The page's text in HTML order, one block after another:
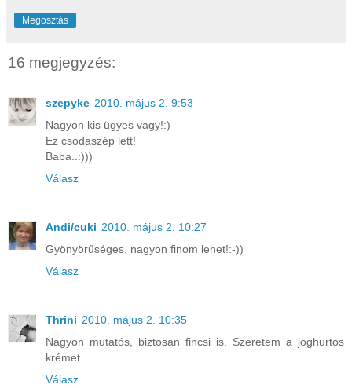
Megosztás
16 megjegyzés:
szepyke 2010. május 2. 9:53
Nagyon kis ügyes vagy!:)
Ez csodaszép lett!
Baba..:)))
Válasz
Andi/cuki 2010. május 2. 10:27
Gyönyörűséges, nagyon finom lehet!:-))
Válasz
Thrini 2010. május 2. 10:35
Nagyon mutatós, biztosan fincsi is. Szeretem a joghurtos
krémet.
Válasz